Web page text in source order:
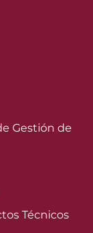
Gestión de
Técnicos